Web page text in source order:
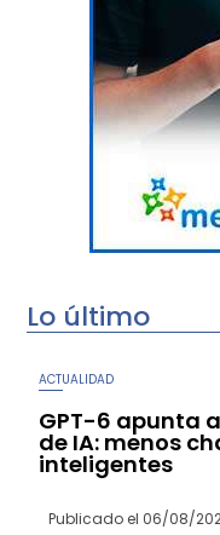
Lo último
ACTUALIDAD
GPT-6 apunta
de IA: menos
inteligentes
Publicado el 06/08/